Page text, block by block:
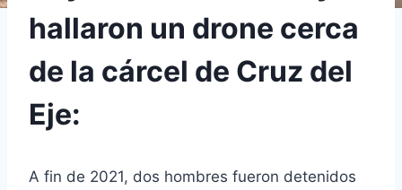
hallaron un drone cerca
de la cárcel de Cruz del
Eje:
A fin de 2021, dos hombres fueron detenidos